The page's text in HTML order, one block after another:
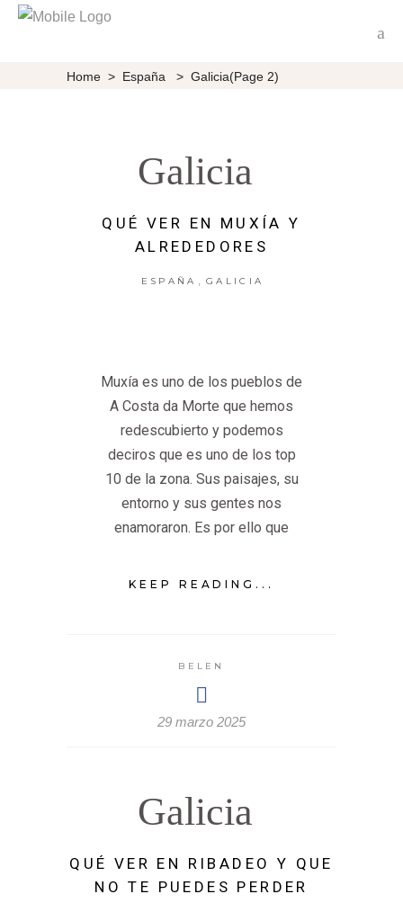
Home > España > Galicia(Page 2)
Galicia
QUÉ VER EN MUXÍA Y
ALREDEDORES
ESPAÑA , GALICIA
Muxía es uno de los pueblos de
A Costa da Morte que hemos
redescubierto y podemos
deciros que es uno de los top
10 de la zona. Sus paisajes, su
entorno y sus gentes nos
enamoraron. Es por ello que
KEEP READING...
BELEN
29 marzo 2025
Galicia
QUÉ VER EN RIBADEO Y QUE
NO TE PUEDES PERDER